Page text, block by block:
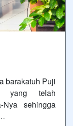
barakatuh Puji
yang telah
Nya sehingga